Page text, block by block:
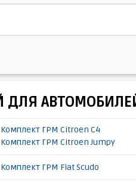
ДЛЯ
Комплект ГРМ Citroen C4
Комплект ГРМ Citroen Jumpy
Комплект ГРМ Fiat Scudo